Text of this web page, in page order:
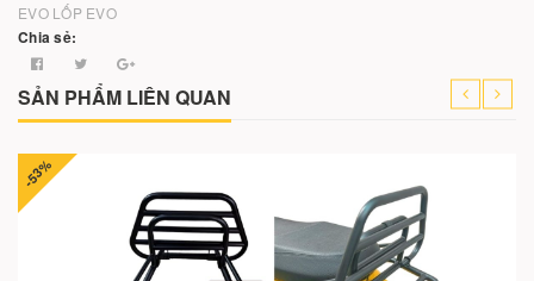
EVO LỐP EVO
Chia sẻ:
SẢN PHẨM LIÊN QUAN
-53%